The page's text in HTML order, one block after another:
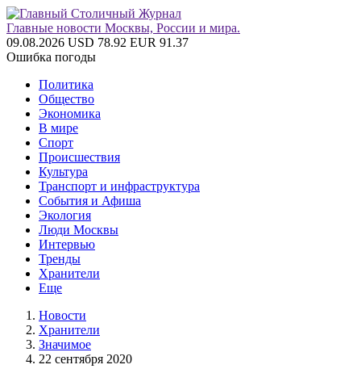
Главные новости Москвы, России и мира.
09.08.2026 USD 78.92 EUR 91.37
Ошибка погоды
Политика
Общество
Экономика
В мире
Спорт
Происшествия
Культура
Транспорт и инфраструктура
События и Афиша
Экология
Люди Москвы
Интервью
Тренды
Хранители
Еще
Новости
Хранители
Значимое
22 сентября 2020